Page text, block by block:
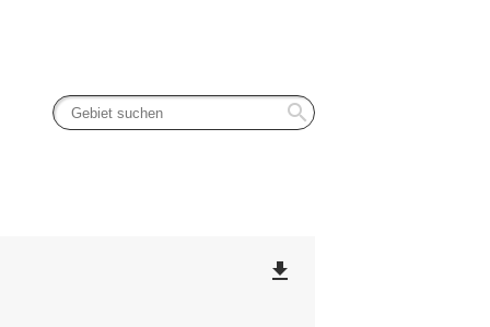
search
file_download